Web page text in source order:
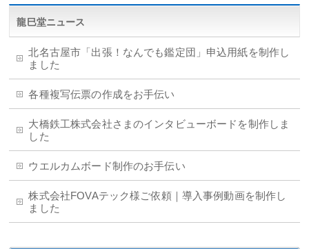
龍巳堂ニュース
北名古屋市「出張！なんでも鑑定団」申込用紙を制作し
ました
各種複写伝票の作成をお手伝い
大橋鉄工株式会社さまのインタビューボードを制作しま
した
ウエルカムボード制作のお手伝い
株式会社FOVAテック様ご依頼｜導入事例動画を制作し
ました